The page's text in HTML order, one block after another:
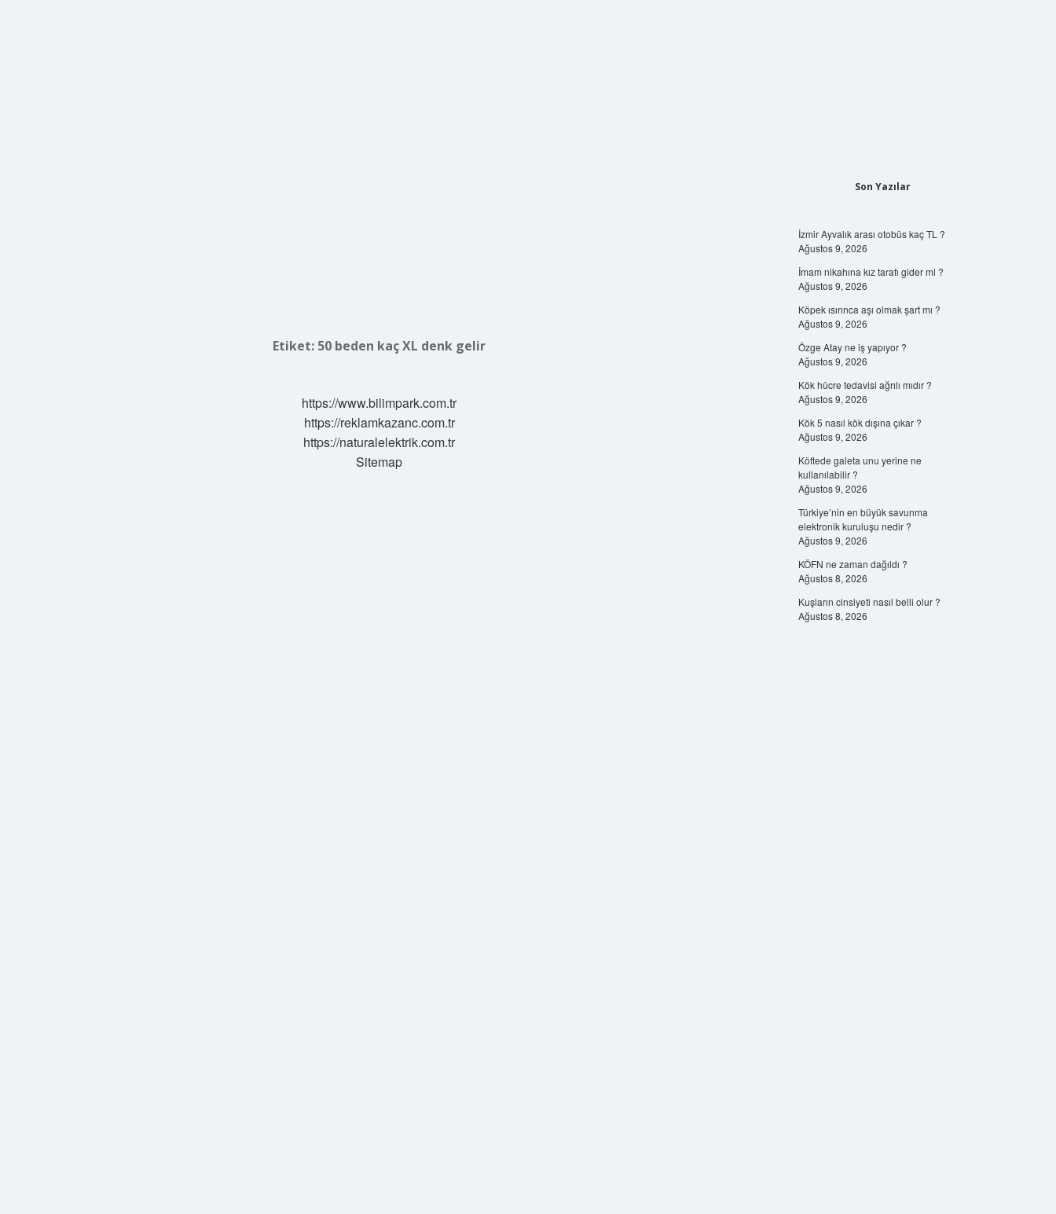
Etiket: 50 beden kaç XL denk gelir
https://www.bilimpark.com.tr
https://reklamkazanc.com.tr
https://naturalelektrik.com.tr
Sitemap
Son Yazılar
İzmir Ayvalık arası otobüs kaç TL ?
Ağustos 9, 2026
İmam nikahına kız tarafı gider mi ?
Ağustos 9, 2026
Köpek ısırınca aşı olmak şart mı ?
Ağustos 9, 2026
Özge Atay ne iş yapıyor ?
Ağustos 9, 2026
Kök hücre tedavisi ağrılı mıdır ?
Ağustos 9, 2026
Kök 5 nasıl kök dışına çıkar ?
Ağustos 9, 2026
Köftede galeta unu yerine ne
kullanılabilir ?
Ağustos 9, 2026
Türkiye’nin en büyük savunma
elektronik kuruluşu nedir ?
Ağustos 9, 2026
KÖFN ne zaman dağıldı ?
Ağustos 8, 2026
Kuşların cinsiyeti nasıl belli olur ?
Ağustos 8, 2026